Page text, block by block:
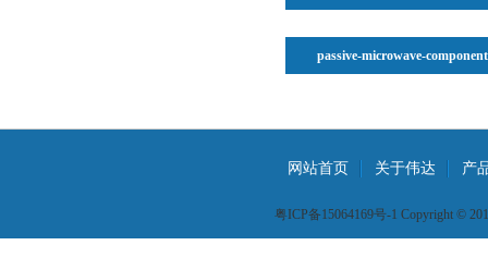
passive-microwave-
网站首页 关于伟达 产
粤ICP备15064169号-1 Copyright ©